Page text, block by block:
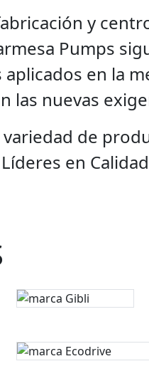
y
Pumps
en la
las nuevas
de
en